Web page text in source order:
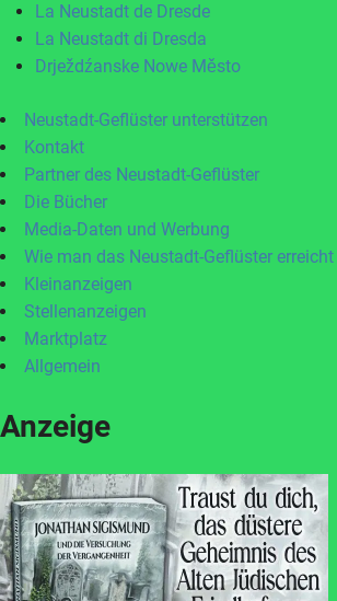
La Neustadt de Dresde
La Neustadt di Dresda
Drježdźanske Nowe Město
Neustadt-Geflüster unterstützen
Kontakt
Partner des Neustadt-Geflüster
Die Bücher
Media-Daten und Werbung
Wie man das Neustadt-Geflüster erreicht
Kleinanzeigen
Stellenanzeigen
Marktplatz
Allgemein
Anzeige